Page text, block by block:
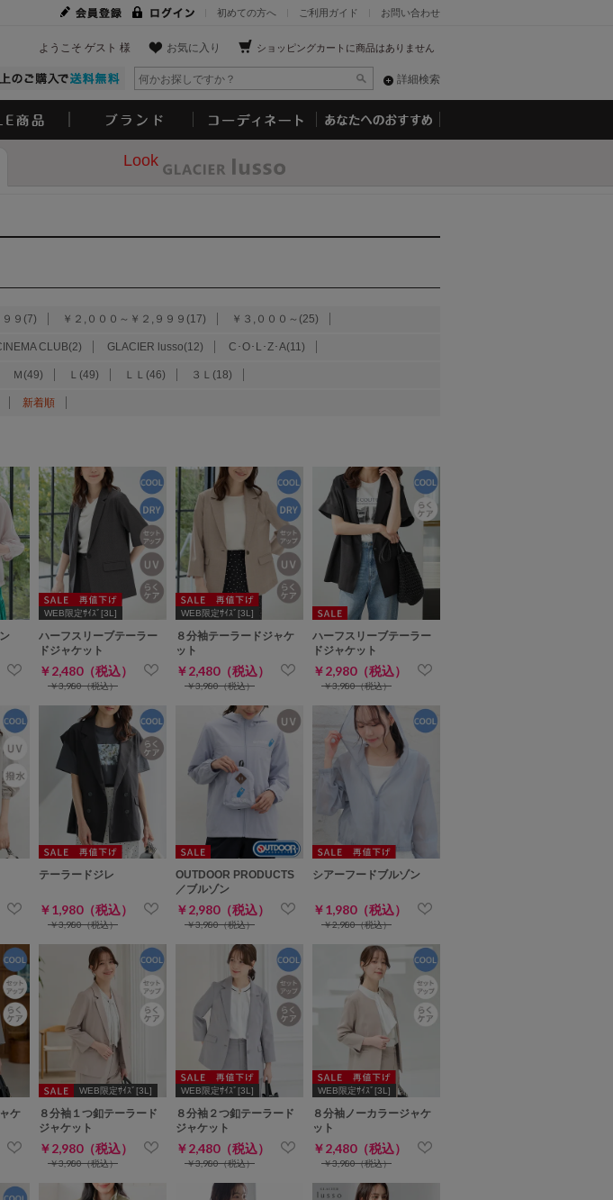
お問い合わせ
ご利用ガイド
初めての方へ
ショッピングカートに商品はありません
お気に入り
ようこそ ゲスト 様
詳細検索
Look
９(7) ￥２,０００～￥２,９９９(17) ￥３,０００～(25)
CLUB(2) GLACIER lusso(12) C･O･L･Z･A(11)
Ｍ(49) Ｌ(49) ＬＬ(46) ３Ｌ(18)
新着順
WEB限定ｻｲｽﾞ[3L]
ハーフスリーブテーラー
ドジャケット
￥2,480（税込）
￥3,980（税込）
WEB限定ｻｲｽﾞ[3L]
８分袖テーラードジャケ
ット
￥2,480（税込）
￥3,980（税込）
ハーフスリーブテーラー
ドジャケット
￥2,980（税込）
￥3,980（税込）
テーラードジレ
￥1,980（税込）
￥3,980（税込）
OUTDOOR PRODUCTS
／ブルゾン
￥2,980（税込）
￥3,980（税込）
シアーフードブルゾン
￥1,980（税込）
￥2,980（税込）
ケ
WEB限定ｻｲｽﾞ[3L]
８分袖１つ釦テーラード
ジャケット
￥2,980（税込）
￥3,980（税込）
WEB限定ｻｲｽﾞ[3L]
８分袖２つ釦テーラード
ジャケット
￥2,480（税込）
￥3,980（税込）
WEB限定ｻｲｽﾞ[3L]
８分袖ノーカラージャケ
ット
￥2,480（税込）
￥3,980（税込）